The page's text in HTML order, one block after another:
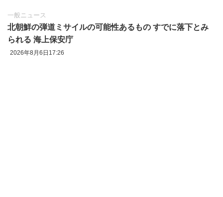
一般ニュース
北朝鮮の弾道ミサイルの可能性あるもの すでに落下とみ
られる 海上保安庁
2026年8月6日17:26